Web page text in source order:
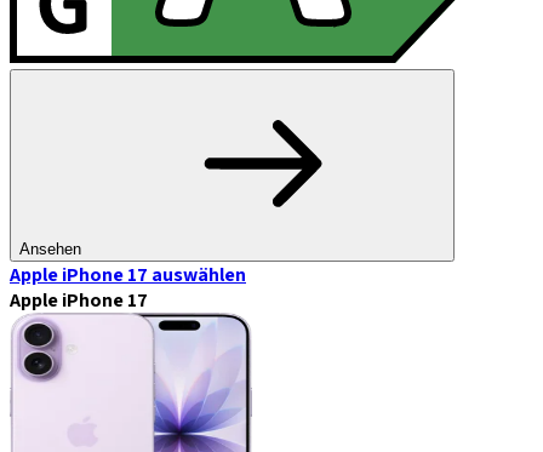
Ansehen
Apple iPhone 17 auswählen
Apple iPhone 17